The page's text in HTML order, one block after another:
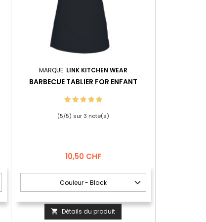
MARQUE: LINK KITCHEN WEAR
BARBECUE TABLIER FOR ENFANT
(5/5) sur3 note(s)
Prix
10,50 CHF
 Détails du produit